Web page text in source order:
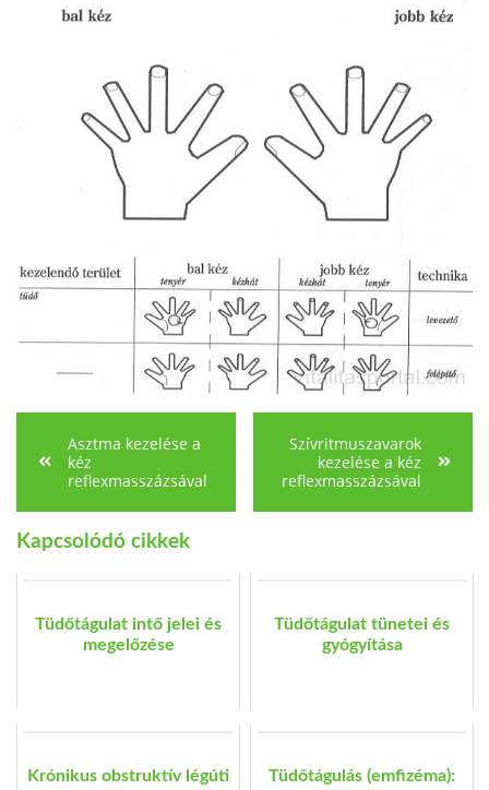
Asztma kezelése a
kéz
reflexmasszázsával
Szívritmuszavarok
kezelése a kéz
reflexmasszázsával
Kapcsolódó cikkek
Tüdőtágulat intő jelei és
megelőzése
Tüdőtágulat tünetei és
gyógyítása
Krónikus obstruktív légúti
Tüdőtágulás (emfizéma):